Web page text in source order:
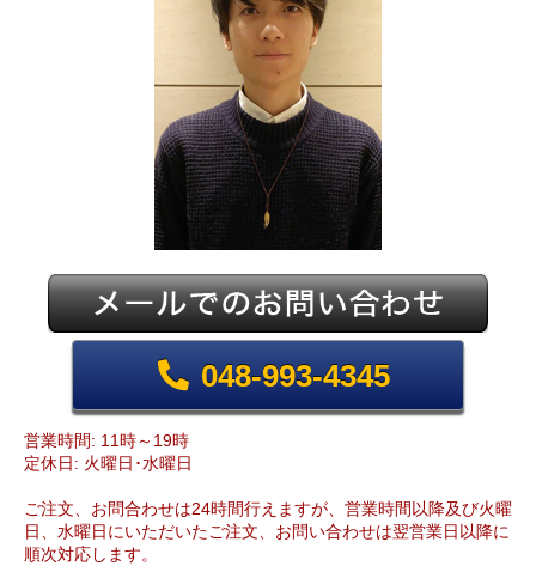
048-993-4345
営業時間: 11時～19時
定休日: 火曜日･水曜日
ご注文、お問合わせは24時間行えますが、営業時間以降及び火曜
日、水曜日にいただいたご注文、お問い合わせは翌営業日以降に
順次対応します。